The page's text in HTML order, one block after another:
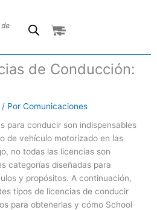
Cart
de Conducción:
/ Por Comunicaciones
para conducir son indispensables
de vehículo motorizado en las
no todas las licencias son
categorías diseñadas para
y propósitos. A continuación,
tipos de licencias de conducir
para obtenerlas y cómo School